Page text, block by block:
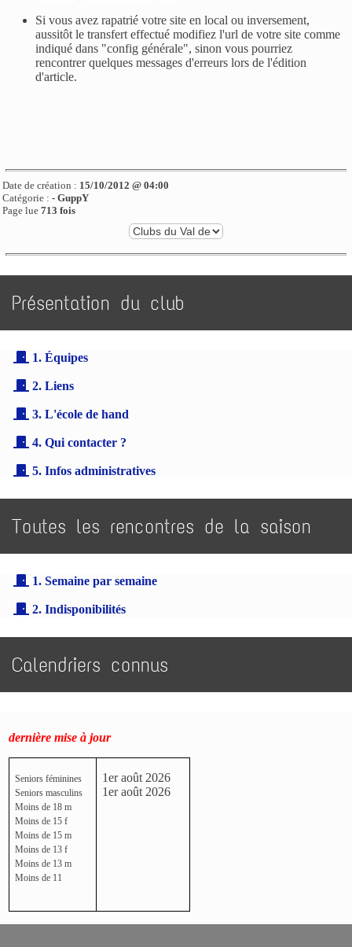
Si vous avez rapatrié votre site en local ou inversement,
aussitôt le transfert effectué modifiez l'url de votre site comme
indiqué dans "config générale", sinon vous pourriez
rencontrer quelques messages d'erreurs lors de l'édition
d'article.
Date de création : 15/10/2012 @ 04:00
Catégorie :-GuppY
Page lue713 fois
Présentation du club
1. Équipes
2. Liens
3. L'école de hand
4. Qui contacter ?
5. Infos administratives
Toutes les rencontres de la saison
1. Semaine par semaine
2. Indisponibilités
Calendriers connus
dernière mise à jour
Seniors féminines
Seniors masculins
Moins de 18 m
Moins de 15 f
Moins de 15 m
Moins de 13 f
Moins de 13 m
Moins de 11
1er août 2026
1er août 2026